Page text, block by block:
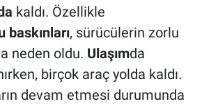
kaldı. Özellikle
baskınları, sürücülerin zorlu
neden oldu. Ulaşımda
birçok araç yolda kaldı.
devam etmesi durumunda